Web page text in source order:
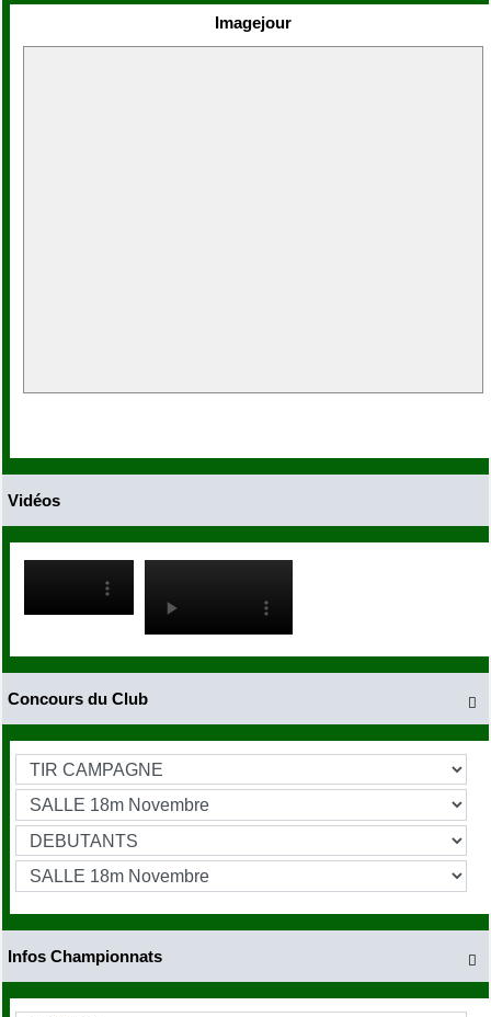
Imagejour
Vidéos

Concours du Club

Infos Championnats